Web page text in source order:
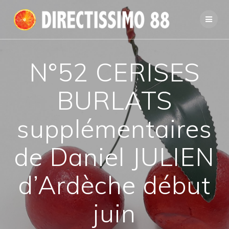
Passer
au
contenu
N°52 CERISES
BURLATS
supplémentaires
de Daniel JULIEN
d’Ardèche début
juin